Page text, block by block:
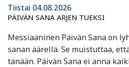
Tiistai 04.08.2026
PÄIVÄN SANA ARJEN TUEKSI
Messiaaninen Päivän Sana on
sanan äärellä. Se muistuttaa,
tänään. Päivän Sana ei anna